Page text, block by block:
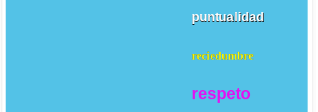
puntualidad
reciedumbre
respeto